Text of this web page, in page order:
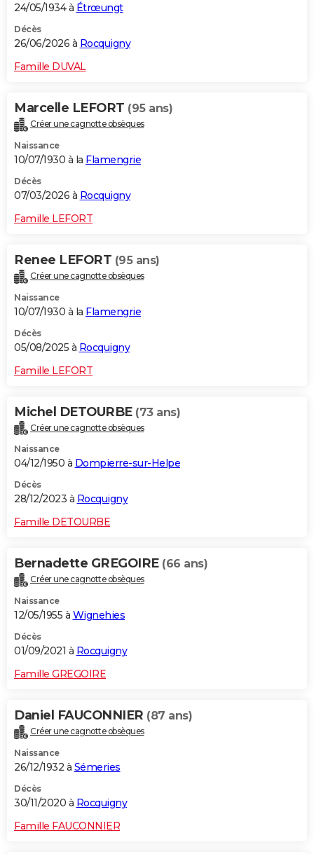
S'inscrire
Se connecter
Lycées
Collèges
Primaires
Universités
Entreprises
Service militaire
Avis de recherche
AVIS DE DÉCÈS
FORUM
24/05/1934 à Étrœungt
Décès
26/06/2026 à Rocquigny
Famille DUVAL
Marcelle LEFORT (95 ans)
Créer une cagnotte obsèques
Naissance
10/07/1930 à la Flamengrie
Décès
07/03/2026 à Rocquigny
Famille LEFORT
Renee LEFORT (95 ans)
Créer une cagnotte obsèques
Naissance
10/07/1930 à la Flamengrie
Décès
05/08/2025 à Rocquigny
Famille LEFORT
Michel DETOURBE (73 ans)
Créer une cagnotte obsèques
Naissance
04/12/1950 à Dompierre-sur-Helpe
Décès
28/12/2023 à Rocquigny
Famille DETOURBE
Bernadette GREGOIRE (66 ans)
Créer une cagnotte obsèques
Naissance
12/05/1955 à Wignehies
Décès
01/09/2021 à Rocquigny
Famille GREGOIRE
Daniel FAUCONNIER (87 ans)
Créer une cagnotte obsèques
Naissance
26/12/1932 à Sémeries
Décès
30/11/2020 à Rocquigny
Famille FAUCONNIER